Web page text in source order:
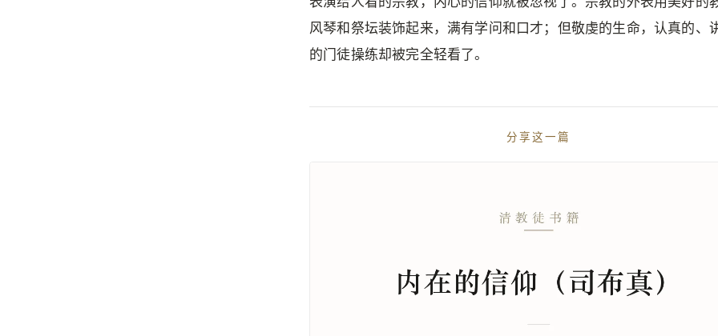
风琴和祭坛装饰起来，满有学问和口才；但敬虔的生命，认真的、
的门徒操练却被完全轻看了。
分享这一篇